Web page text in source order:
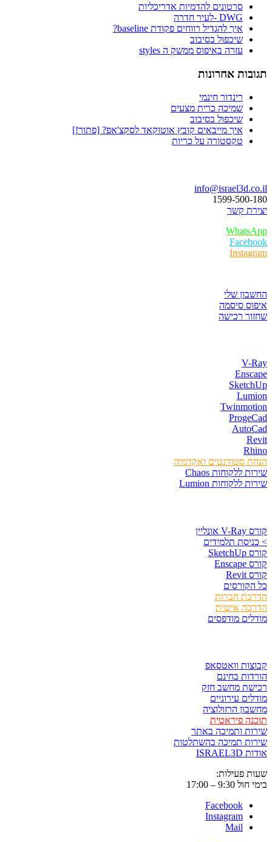
סרטונים להדמיות אדריכליות
DWG -לעיר חדרה
איך להגדיל רווחים פקודת baseline?
שיכפול בסיבוב
עזרה באיפוס ממשק ה styles
תגובות אחרונות
רינדור חינמי
שמיכה כרית מצעים
שיכפול בסיבוב
איך מייבאים קובץ אוטוקאד לסקצ'אפ? [פתור!]
טקסטורה על כריות
info@israel3d.co.il
1599-500-180
יצירת קשר
WhatsApp
Facebook
Instagram
החשבון שלי
איפוס סיסמה
שחזור רכישה
V-Ray
Enscape
SketchUp
Lumion
Twinmotion
ProgeCad
AutoCad
Revit
Rhino
הנחת סטודנטים ואקדמיה
שירות ללקוחות Chaos
שירות ללקוחות Lumion
קורס V-Ray אונליין
> כניסת תלמידים
קורס SketchUp
קורס Enscape
קורס Revit
כל הקורסים
הדרכת חברות
הדרכה אישית
מודלים מודפסים
קבוצות וואטסאפ
הורדות בחינם
רכישת מחשב חזק
מודלים עירוניים
מחשבון הרזולוציה
תוכנה פיראטית
שירות ותמיכה באתר
שירות תמיכה בהשתלטות
אודות ISRAEL3D
שעות פעילות:
בימי חול 9:30 – 17:00
Facebook
Instagram
Mail